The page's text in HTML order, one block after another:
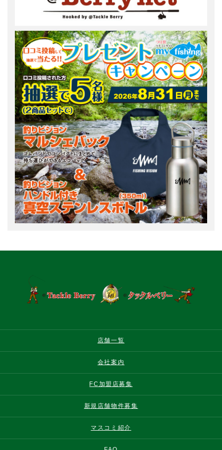
店舗一覧
会社案内
FC加盟店募集
新規店舗物件募集
マスコミ紹介